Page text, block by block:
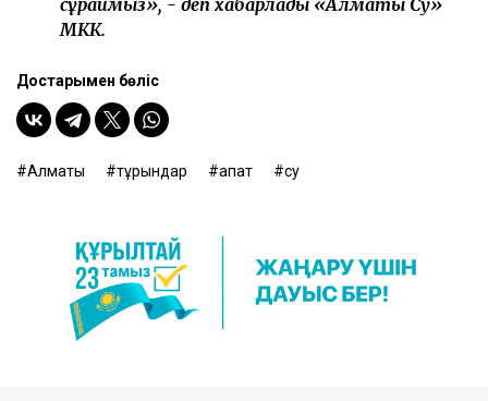
сұраймыз», - деп хабарлады «Алматы Су»
МКК.
Достарыңмен бөліс
Алматы тұрғындар апат су